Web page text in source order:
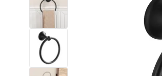
Tuš Kanalice
WC školjke